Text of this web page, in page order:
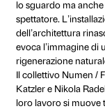
Realizzata in
Florence(30